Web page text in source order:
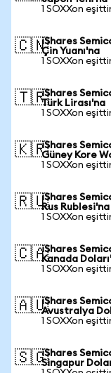
1 SOXXon
🇨🇳iShares
Çin Yuanı'na
1 SOXXon
🇹🇷iShares
Türk Lirası'na
1 SOXXon
🇰🇷iShares
Güney Kore
1 SOXXon
🇷🇺iShares
Rus Rublesi'na
1 SOXXon
🇨🇦iShares
Kanada
1 SOXXon
🇦🇺iShares
Avustralya
1 SOXXon
🇸🇬iShares
Singapur